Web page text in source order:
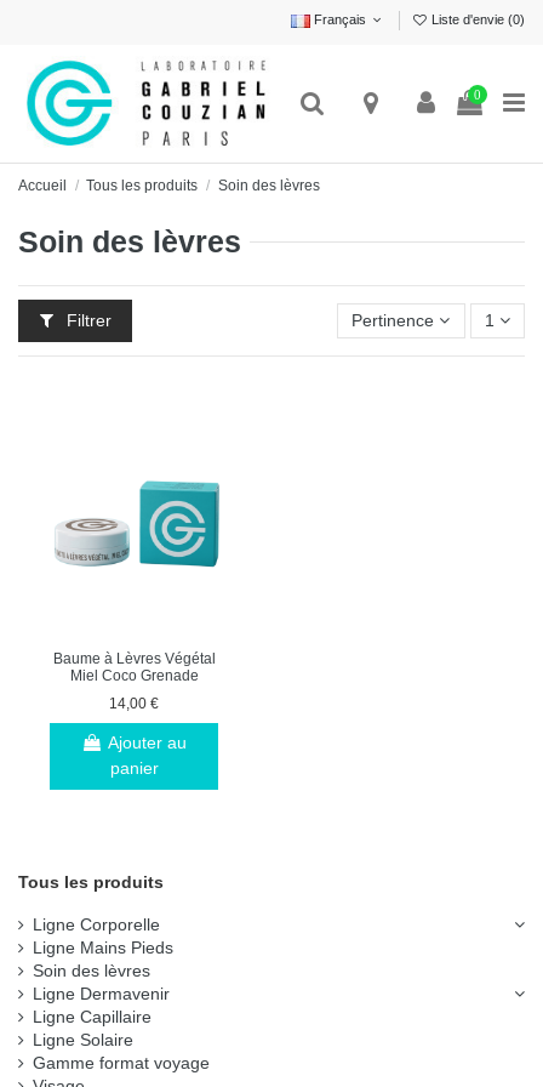
Français Liste d'envie (0)
0
Accueil Tous les produits Soin des lèvres
Soin des lèvres
Filtrer Pertinence 1
Baume à Lèvres Végétal
Miel Coco Grenade
14,00 €
Ajouter au
panier
Tous les produits
Ligne Corporelle
Ligne Mains Pieds
Soin des lèvres
Ligne Dermavenir
Ligne Capillaire
Ligne Solaire
Gamme format voyage